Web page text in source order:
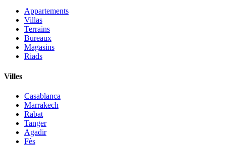
Appartements
Villas
Terrains
Bureaux
Magasins
Riads
Villes
Casablanca
Marrakech
Rabat
Tanger
Agadir
Fès